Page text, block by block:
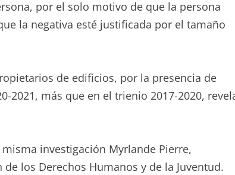
por el solo motivo de que la persona
la negativa esté justificada por el tamaño
de edificios, por la presencia de
2021, más que en el trienio 2017-2020,
investigación Myrlande Pierre,
los Derechos Humanos y de la Juventud.